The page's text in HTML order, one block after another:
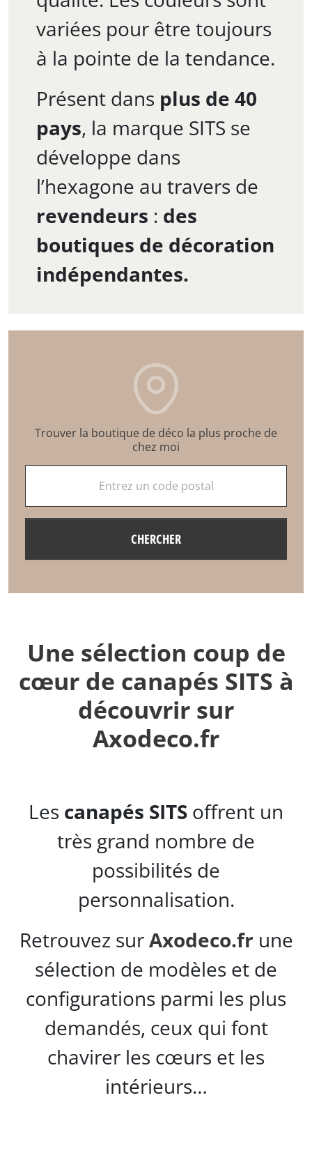
variées pour être toujours
à la pointe de la tendance.
Présent dans plus de 40
pays, la marque SITS se
développe dans
l’hexagone au travers de
revendeurs : des
boutiques de décoration
indépendantes.
Trouver la boutique de déco la plus proche de
chez moi
CHERCHER
Une sélection coup de
cœur de canapés SITS à
découvrir sur
Axodeco.fr
Les canapés SITS offrent un
très grand nombre de
possibilités de
personnalisation.
Retrouvez surAxodeco.fr une
sélection de modèles et de
configurations parmi les plus
demandés, ceux qui font
chavirer les cœurs et les
intérieurs…